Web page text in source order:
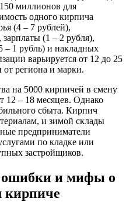
миллионов для
одного кирпича
(4 – 7 рублей),
(1 – 2 рубля),
– 1 рубль) и накладных
варьируется от 12 до 25
от региона и марки.
на 5000 кирпичей в смену
12 – 18 месяцев. Однако
сбыта. Кирпич
и зимой склады
предприниматели
по кладке или
застройщиков.
ошибки и мифы о
кирпиче